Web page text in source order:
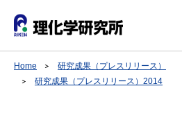
Home
研究成果（プレスリリース）
研究成果（プレスリリース）2014